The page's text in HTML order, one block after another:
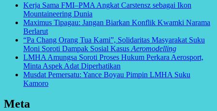
Kerja Sama FMI–PMA Angkat Carstensz sebagai Ikon
Mountaineering Dunia
Maximus Tipagau: Jangan Biarkan Konflik Kwamki Narama
Berlarut
“Pa Chang Orang Tua Kami”, Solidaritas Masyarakat Suku
Moni Soroti Dampak Sosial Kasus Aeromodelling
LMHA Amungsa Soroti Proses Hukum Perkara Aerosport,
Minta Aspek Adat Diperhatikan
Musdat Pemersatu: Yance Boyau Pimpin LMHA Suku
Kamoro
Meta